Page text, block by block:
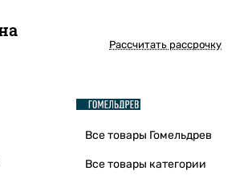
Рассчитать рассрочку
Все товары Гомельдрев
Все товары категории